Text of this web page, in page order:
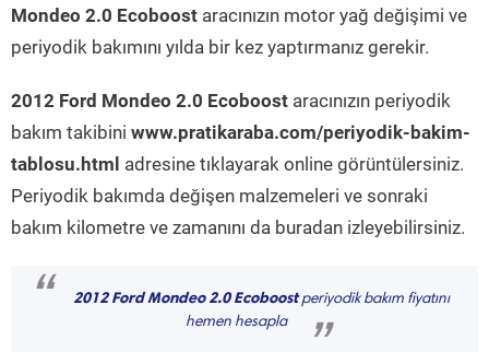
Mondeo 2.0 Ecoboost aracınızın motor yağ değişimi ve
periyodik bakımını yılda bir kez yaptırmanız gerekir.
2012 Ford Mondeo 2.0 Ecoboost aracınızın periyodik
bakım takibini www.pratikaraba.com/periyodik-bakim-
tablosu.html adresine tıklayarak online görüntülersiniz.
Periyodik bakımda değişen malzemeleri ve sonraki
bakım kilometre ve zamanını da buradan izleyebilirsiniz.
“ 2012 Ford Mondeo 2.0 Ecoboostperiyodik bakım fiyatını
hemen hesapla